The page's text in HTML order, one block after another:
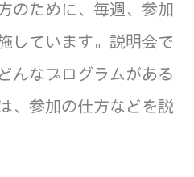
のために、毎週、参加
しています。説明会で
んなプログラムがある
、参加の仕方などを説